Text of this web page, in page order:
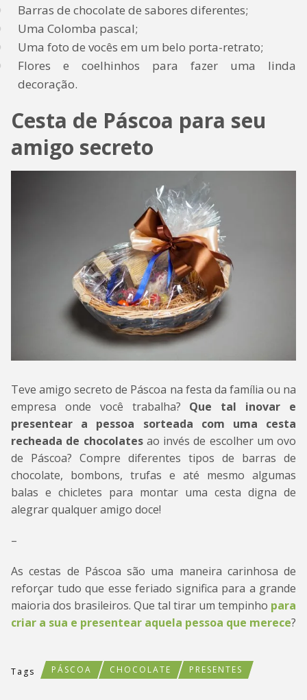
Barras de chocolate de sabores diferentes;
Uma Colomba pascal;
Uma foto de vocês em um belo porta-retrato;
Flores e coelhinhos para fazer uma linda
decoração.
Cesta de Páscoa para seu
amigo secreto
Teve amigo secreto de Páscoa na festa da família ou na
empresa onde você trabalha? Que tal inovar e
presentear a pessoa sorteada com uma cesta
recheada de chocolatesao invés de escolher um ovo
de Páscoa? Compre diferentes tipos de barras de
chocolate, bombons, trufas e até mesmo algumas
balas e chicletes para montar uma cesta digna de
alegrar qualquer amigo doce!
–
As cestas de Páscoa são uma maneira carinhosa de
reforçar tudo que esse feriado significa para a grande
maioria dos brasileiros. Que tal tirar um tempinho para
criar a sua e presentear aquela pessoa que merece?
Tags PÁSCOA CHOCOLATE PRESENTES